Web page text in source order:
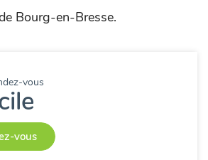
Bourg-en-Bresse.
vous
vous